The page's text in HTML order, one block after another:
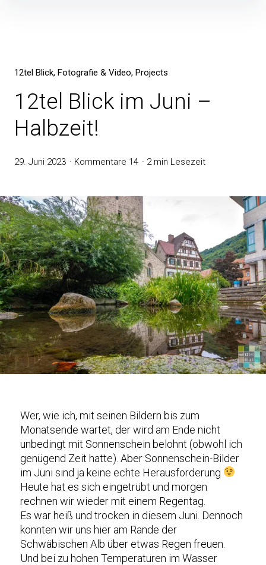
12tel Blick Fotografie & Video Projects
12tel Blick im Juni –
Halbzeit!
29. Juni 2023 Kommentare 14 2 min Lesezeit
Wer, wie ich, mit seinen Bildern bis zum
Monatsende wartet, der wird am Ende nicht
unbedingt mit Sonnenschein belohnt (obwohl ich
genügend Zeit hatte). Aber Sonnenschein-Bilder
im Juni sind ja keine echte Herausforderung
Heute hat es sich eingetrübt und morgen
rechnen wir wieder mit einem Regentag.
Es war heiß und trocken in diesem Juni. Dennoch
konnten wir uns hier am Rande der
Schwäbischen Alb über etwas Regen freuen.
Und bei zu hohen Temperaturen im Wasser